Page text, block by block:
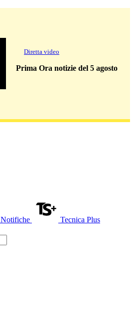
Diretta video
Prima Ora notizie del 5 agosto
Notifiche Tecnica Plus